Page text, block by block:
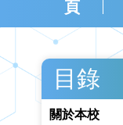
頁
目錄
關於本校